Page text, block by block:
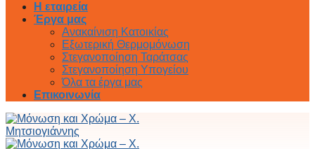
Η εταιρεία
Έργα μας
Ανακαίνιση Κατοικίας
Εξωτερική Θερμομόνωση
Στεγανοποίηση Ταράτσας
Στεγανοποίηση Υπογείου
Όλα τα έργα μας
Επικοινωνία